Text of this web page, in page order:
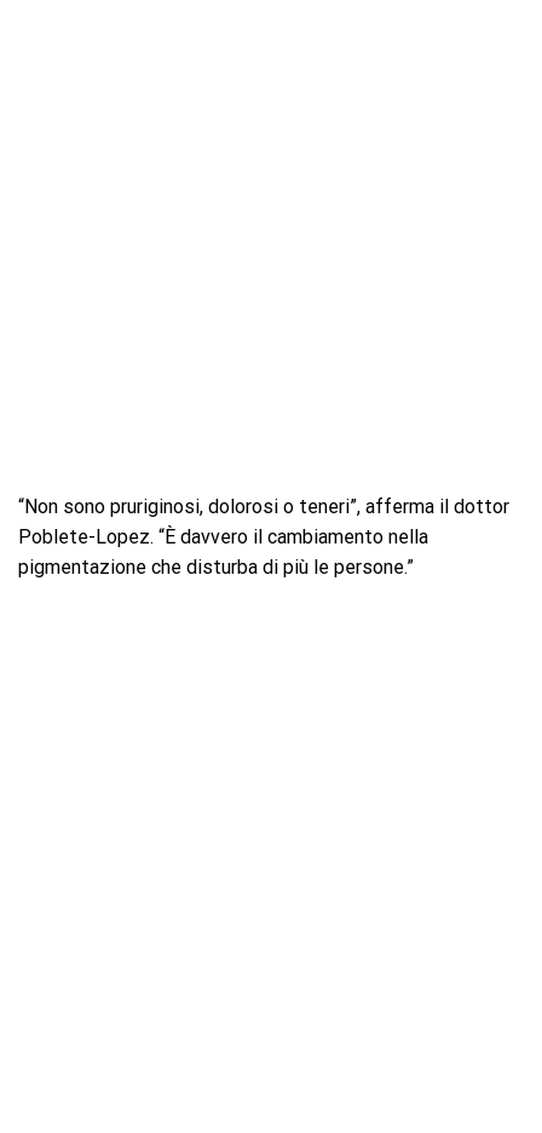
“Non sono pruriginosi, dolorosi o teneri”, afferma il dottor
Poblete-Lopez. “È davvero il cambiamento nella
pigmentazione che disturba di più le persone.”